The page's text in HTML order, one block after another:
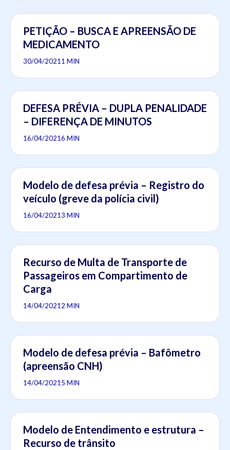
PETIÇÃO – BUSCA E APREENSÃO DE
MEDICAMENTO
30/04/20211 MIN
DEFESA PRÉVIA – DUPLA PENALIDADE
– DIFERENÇA DE MINUTOS
16/04/20216 MIN
Modelo de defesa prévia – Registro do
veículo (greve da polícia civil)
16/04/20213 MIN
Recurso de Multa de Transporte de
Passageiros em Compartimento de
Carga
14/04/20212 MIN
Modelo de defesa prévia – Bafômetro
(apreensão CNH)
14/04/20215 MIN
Modelo de Entendimento e estrutura –
Recurso de trânsito